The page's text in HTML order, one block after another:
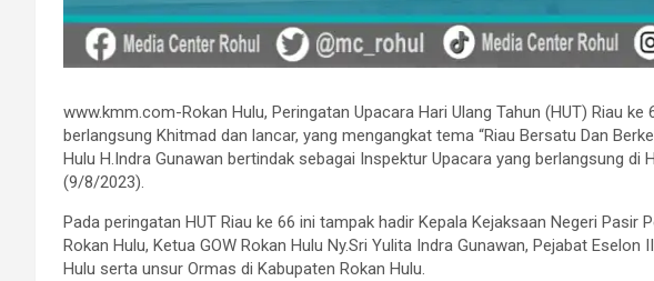
www.kmm.com-Rokan Hulu, Peringatan Upacara Hari Ulang Tahun (HUT) Riau ke
berlangsung Khitmad dan lancar, yang mengangkat tema “Riau Bersatu Dan
Hulu H.Indra Gunawan bertindak sebagai Inspektur Upacara yang berlangsung di
(9/8/2023).
Pada peringatan HUT Riau ke 66 ini tampak hadir Kepala Kejaksaan Negeri Pasir
Rokan Hulu, Ketua GOW Rokan Hulu Ny.Sri Yulita Indra Gunawan, Pejabat Eselon
Hulu serta unsur Ormas di Kabupaten Rokan Hulu.